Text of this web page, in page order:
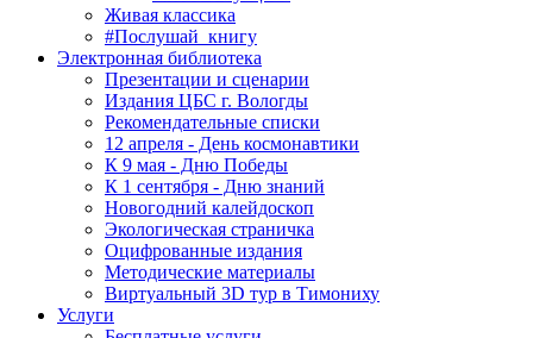
Живая классика
#Послушай_книгу
Электронная библиотека
Презентации и сценарии
Издания ЦБС г. Вологды
Рекомендательные списки
12 апреля - День космонавтики
К 9 мая - Дню Победы
К 1 сентября - Дню знаний
Новогодний калейдоскоп
Экологическая страничка
Оцифрованные издания
Методические материалы
Виртуальный 3D тур в Тимониху
Услуги